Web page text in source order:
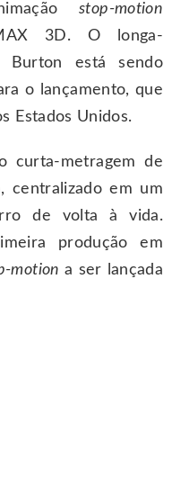
stop-motion
3D. O longa-
Burton está sendo
o lançamento, que
Estados Unidos.
curta-metragem de
centralizado em um
de volta à vida.
produção em
motion a ser lançada